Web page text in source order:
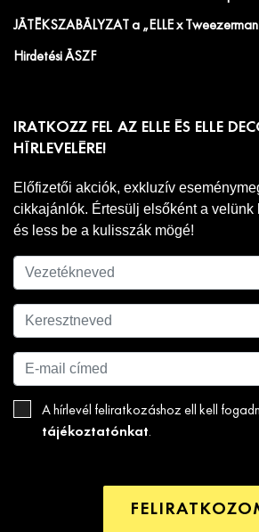
JÁTÉKSZABÁLYZAT a „ELLE x
Hirdetési ÁSZF
IRATKOZZ FEL AZ ELLE ÉS ELLE
HÍRLEVELÉRE!
Előfizetői akciók, exkluzív
cikkajánlók. Értesülj elsőként a velünk
és less be a kulisszák mögé!
A hírlevél feliratkozáshoz ell kell
tájékoztatónkat.